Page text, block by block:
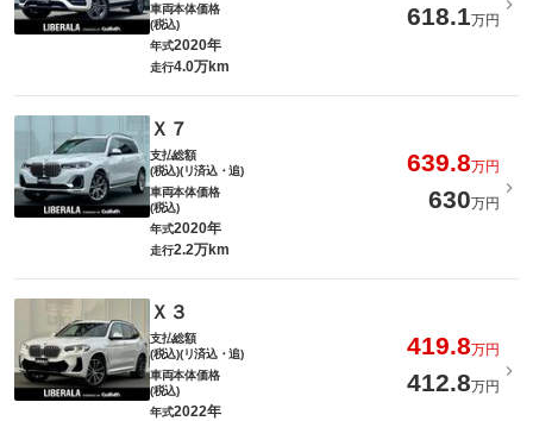
車両本体価格
(税込)
618.1万円
年式2020年
走行4.0万km
Ｘ７
支払総額
(税込)(リ済込・追)
639.8万円
車両本体価格
(税込)
630万円
年式2020年
走行2.2万km
Ｘ３
支払総額
(税込)(リ済込・追)
419.8万円
車両本体価格
(税込)
412.8万円
年式2022年